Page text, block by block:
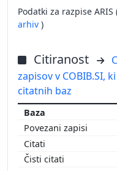
Podatki za razpise
arhiv )
Citiranost
zapisov v COBIB.SI,
citatnih baz